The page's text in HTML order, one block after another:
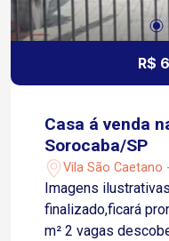
R$
Casa á venda
Sorocaba/SP
Vila São Caetano
Imagens
finalizado,ficará
m² 2 vagas